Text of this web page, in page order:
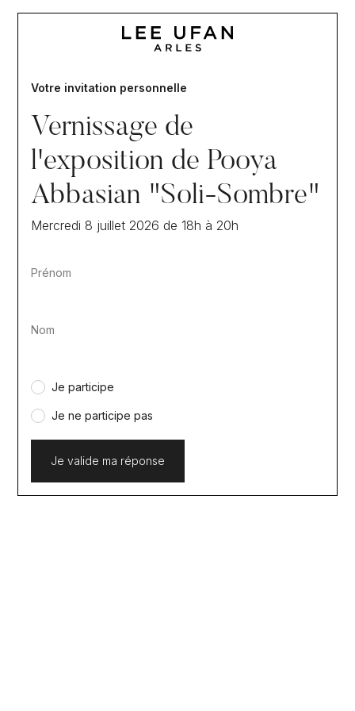
Votre invitation personnelle
Vernissage de
l'exposition de Pooya
Abbasian "Soli-Sombre"
Mercredi 8 juillet 2026 de 18h à 20h
Prénom
Nom
Je participe
Je ne participe pas